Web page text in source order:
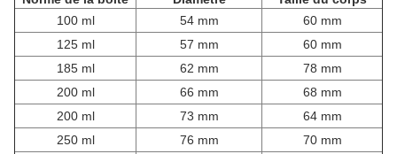
100 ml
54 mm
60 mm
125 ml
57 mm
60 mm
185 ml
62 mm
78 mm
200 ml
66 mm
68 mm
200 ml
73 mm
64 mm
250 ml
76 mm
70 mm